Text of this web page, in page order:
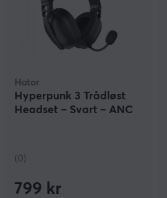
Hator
Hyperpunk 3 Trådløst
Headset – Svart – ANC
(0)
799 kr